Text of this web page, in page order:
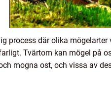
process där olika
Tvärtom kan mögel på
mogna ost, och vissa av